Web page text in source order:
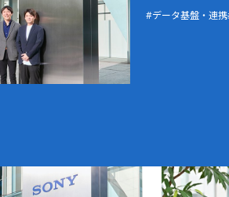
データ基盤・連携